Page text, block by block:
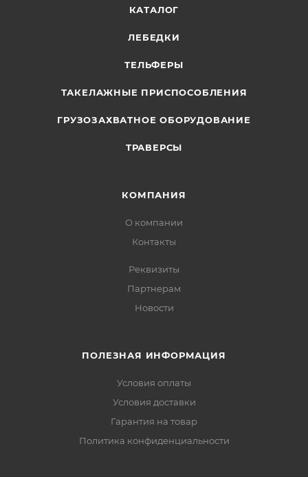
КАТАЛОГ
ЛЕБЕДКИ
ТЕЛЬФЕРЫ
ТАКЕЛАЖНЫЕ ПРИСПОСОБЛЕНИЯ
ГРУЗОЗАХВАТНОЕ ОБОРУДОВАНИЕ
ТРАВЕРСЫ
КОМПАНИЯ
О компании
Контакты
Реквизиты
Партнерам
Новости
ПОЛЕЗНАЯ ИНФОРМАЦИЯ
Условия оплаты
Условия доставки
Гарантия на товар
Политика конфиденциальности